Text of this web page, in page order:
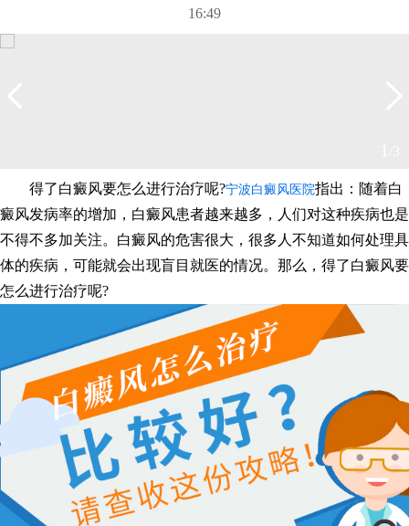
16:49
得了白癜风要怎么进行治疗呢?宁波白癜风医院指出：随着白
癜风发病率的增加，白癜风患者越来越多，人们对这种疾病也是
不得不多加关注。白癜风的危害很大，很多人不知道如何处理具
体的疾病，可能就会出现盲目就医的情况。那么，得了白癜风要
怎么进行治疗呢?